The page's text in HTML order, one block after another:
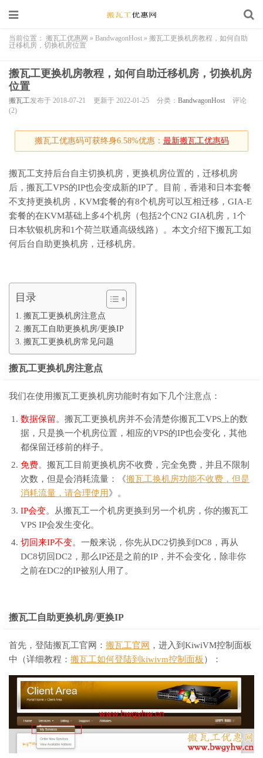
当前位置： 搬瓦工优惠网 » BandwagonHost » 搬瓦工更换机房教程，如何自助
迁移机房，切换机房位置
搬瓦工更换机房教程，如何自助迁移机房，切换机房
位置
搬瓦工发布于 2018-07-21 更新于 2022-01-25 分类： BandwagonHost
评论
(2)
搬瓦工优惠码可获终身6.58%优惠： 最新搬瓦工优惠码
搬瓦工支持后台自主切换机房，更换机房位置的，迁移机房
后，搬瓦工VPS的IP也会变成新的IP了。目前，香港和日本套餐
不支持更换机房，KVM套餐的有8个机房可以互相迁移，GIA-E
套餐的在KVM基础上多4个机房（包括2个CN2 GIA机房，1个
日本软银机房和1个荷兰联通高级线路）。本文介绍下搬瓦工如
何后台自助更换机房，迁移机房。
目录
搬瓦工更换机房注意点
搬瓦工自助更换机房/更换IP
搬瓦工更换机房常见问题
搬瓦工更换机房注意点
我们在使用搬瓦工更换机房功能时有如下几个注意点：
数据保留 。搬瓦工更换机房并不会清楚你搬瓦工VPS上的数
据，只是换一个机房位置，相应的VPS的IP也会变化，其他
都保留迁移前的样子。
免费。搬瓦工目前更换机房不收费，完全免费，并且不限制
次数，但是会消耗流量：《搬瓦工换机房功能不收费，但是
消耗流量，请合理使用》。
IP会变。从搬瓦工一个机房更换到另一个机房，你的搬瓦工
VPS IP会发生变化。
切回来IP不变。一般来说，你先从DC2切换到DC8，再从
DC8切回DC2，那么IP还是之前的IP，并不会变化，除非你
之前在DC2的IP被别人用了。
搬瓦工自助更换机房/更换IP
首先，登陆搬瓦工官网： 搬瓦工官网 ，进入到KiwiVM控制面板
中（详细教程： 搬瓦工如何登陆到kiwivm控制面板 ）：